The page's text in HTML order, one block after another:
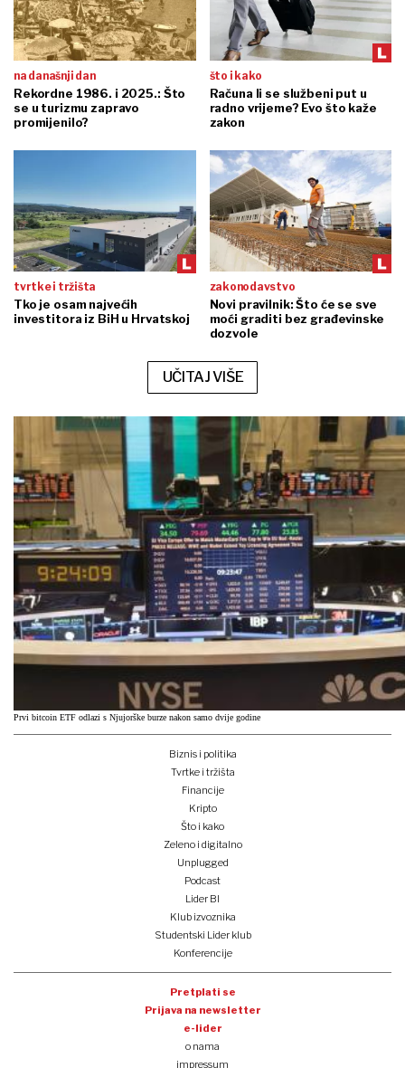
na današnji dan
Rekordne 1986. i 2025.: Što
se u turizmu zapravo
promijenilo?
što i kako
Računa li se službeni put u
radno vrijeme? Evo što kaže
zakon
tvrtke i tržišta
Tko je osam najvećih
investitora iz BiH u Hrvatskoj
zakonodavstvo
Novi pravilnik: Što će se sve
moći graditi bez građevinske
dozvole
UČITAJ VIŠE
Prvi bitcoin ETF odlazi s Njujorške burze nakon samo dvije godine
Biznis i politika
Tvrtke i tržišta
Financije
Kripto
Što i kako
Zeleno i digitalno
Unplugged
Podcast
Lider BI
Klub izvoznika
Studentski Lider klub
Konferencije
Pretplati se
Prijava na newsletter
e-lider
o nama
impressum